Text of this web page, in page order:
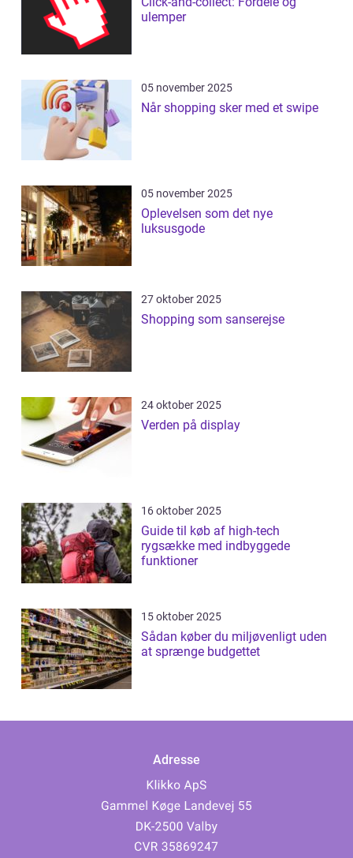
ulemper
05 november 2025
Når shopping sker med et swipe
05 november 2025
Oplevelsen som det nye
luksusgode
27 oktober 2025
Shopping som sanserejse
24 oktober 2025
Verden på display
16 oktober 2025
Guide til køb af high-tech
rygsække med indbyggede
funktioner
15 oktober 2025
Sådan køber du miljøvenligt uden
at sprænge budgettet
Adresse